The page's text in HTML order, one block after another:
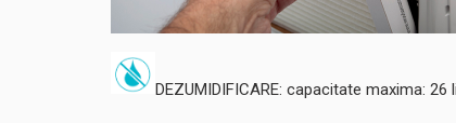
DEZUMIDIFICARE: capacitate maxima: 26